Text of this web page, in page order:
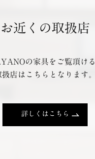
お近くの取扱店
の家具をご覧頂ける
扱店はこちらとなります。
詳しくはこちら